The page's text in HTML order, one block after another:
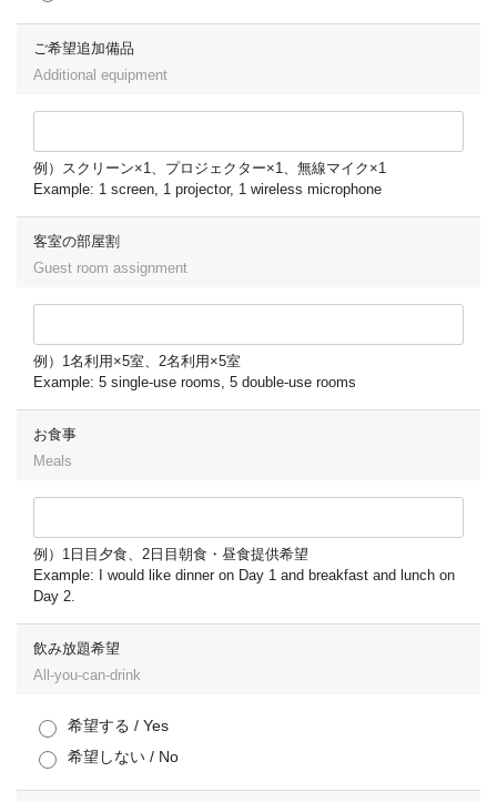
ご希望追加備品
Additional equipment
例）スクリーン×1、プロジェクター×1、無線マイク×1
Example: 1 screen, 1 projector, 1 wireless microphone
客室の部屋割
Guest room assignment
例）1名利用×5室、2名利用×5室
Example: 5 single-use rooms, 5 double-use rooms
お食事
Meals
例）1日目夕食、2日目朝食・昼食提供希望
Example: I would like dinner on Day 1 and breakfast and lunch on
Day 2.
飲み放題希望
All-you-can-drink
希望する / Yes
希望しない / No